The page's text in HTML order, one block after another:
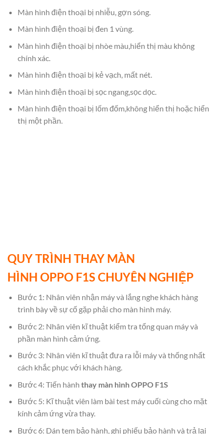
Màn hình điện thoại bị nhiễu, gợn sóng.
Màn hình điện thoại bị đen 1 vùng.
Màn hình điện thoại bị nhòe màu,hiển thị màu không
chính xác.
Màn hình điện thoại bị kẻ vạch, mất nét.
Màn hình điện thoại bị sọc ngang,sọc dọc.
Màn hình điện thoại bị lốm đốm,không hiển thị hoặc hiển
thị một phần.
QUY TRÌNH THAY MÀN
HÌNH OPPO F1S CHUYÊN NGHIỆP
Bước 1: Nhân viên nhận máy và lắng nghe khách hàng
trình bày về sự cố gặp phải cho màn hình máy.
Bước 2: Nhân viên kĩ thuật kiểm tra tổng quan máy và
phần màn hình cảm ứng.
Bước 3: Nhân viên kĩ thuật đưa ra lỗi máy và thống nhất
cách khắc phục với khách hàng.
Bước 4: Tiến hành thay màn hình OPPO F1S
Bước 5: Kĩ thuật viên làm bài test máy cuối cùng cho mặt
kính cảm ứng vừa thay.
Bước 6: Dán tem bảo hành, ghi phiếu bảo hành và trả lại